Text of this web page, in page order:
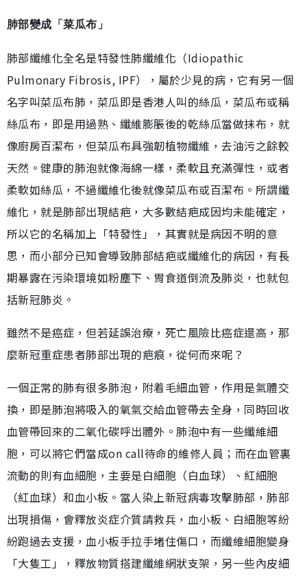
肺部變成「菜瓜布」
肺部纖維化全名是特發性肺纖維化（Idiopathic
Pulmonary Fibrosis, IPF），屬於少見的病，它有另一個
名字叫菜瓜布肺，菜瓜即是香港人叫的絲瓜，菜瓜布或稱
絲瓜布，即是用過熟、纖維膨脹後的乾絲瓜當做抹布，就
像廚房百潔布，但菜瓜布具強韌植物纖維，去油污之餘較
天然。健康的肺泡就像海綿一樣，柔軟且充滿彈性，或者
柔軟如絲瓜，不過纖維化後就像菜瓜布或百潔布。所謂纖
維化，就是肺部出現結疤，大多數結疤成因均未能確定，
所以它的名稱加上「特發性」，其實就是病因不明的意
思，而小部分已知會導致肺部結疤或纖維化的病因，有長
期暴露在污染環境如粉塵下、胃食道倒流及肺炎，也就包
括新冠肺炎。
雖然不是癌症，但若延誤治療，死亡風險比癌症還高，那
麼新冠重症患者肺部出現的疤痕，從何而來呢？
一個正常的肺有很多肺泡，附着毛細血管，作用是氣體交
換，即是肺泡將吸入的氧氣交給血管帶去全身，同時回收
血管帶回來的二氧化碳呼出體外。肺泡中有一些纖維細
胞，可以將它們當成on call待命的維修人員；而在血管裏
流動的則有血細胞，主要是白細胞（白血球）、紅細胞
（紅血球）和血小板。當人染上新冠病毒攻擊肺部，肺部
出現損傷，會釋放炎症介質請救兵，血小板、白細胞等紛
紛跑過去支援，血小板手拉手堵住傷口，而纖維細胞變身
「大隻工」，釋放物質搭建纖維網狀支架，另一些內皮細